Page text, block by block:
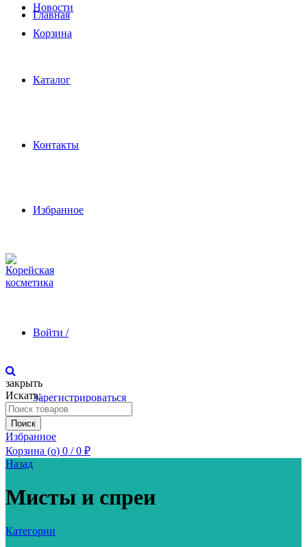
Новости
Корзина
Главная
Каталог
Контакты
Избранное
Войти /
Зарегистрироваться
закрыть
Искать:
Поиск
Избранное
Корзина (o) 0 / 0 ₽
Назад
Мисты и спреи
Категории